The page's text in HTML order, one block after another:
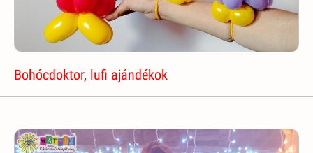
Bohócdoktor, lufi ajándékok